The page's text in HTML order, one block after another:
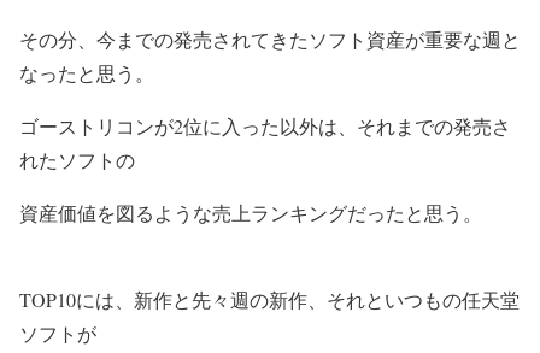
その分、今までの発売されてきたソフト資産が重要な週と
なったと思う。
ゴーストリコンが2位に入った以外は、それまでの発売さ
れたソフトの
資産価値を図るような売上ランキングだったと思う。
TOP10には、新作と先々週の新作、それといつもの任天堂
ソフトが